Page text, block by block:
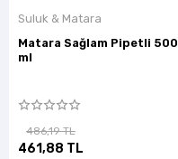
Suluk & Matara
Matara Sağlam Pipetli 500
ml
486,19 TL
461,88 TL